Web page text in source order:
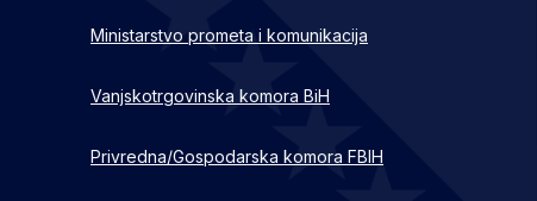
Ministarstvo prometa i komunikacija
Vanjskotrgovinska komora BiH
Privredna/Gospodarska komora FBIH